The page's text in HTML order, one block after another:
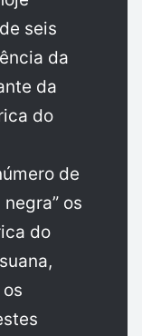
seis
da
da
do
de
os
do